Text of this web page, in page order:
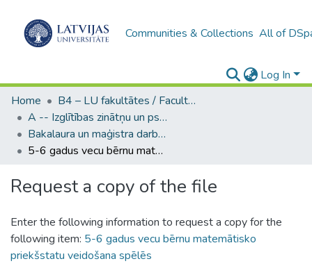
Communities & Collections All of
Log In
Home
B4 – LU fakultātes / Faculties of the UL
A -- Izglītības zinātņu un psiholoģijas fakultāte / Faculty of Education Sciences and Psychology
Bakalaura un maģistra darbi (PPMF) / Bachelor's and Master's theses
5-6 gadus vecu bērnu matemātisko priekšstatu veidošana spēlēs
Request a copy of the file
Enter the following information to request a copy for the
following item: 5-6 gadus vecu bērnu matemātisko
priekšstatu veidošana spēlēs